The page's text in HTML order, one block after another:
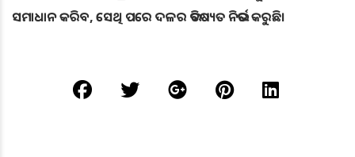
ସମାଧାନ କରିବ, ସେଥି ପରେ ଦଳର ଭବିଷ୍ୟତ ନିର୍ଭର କରୁଛି।